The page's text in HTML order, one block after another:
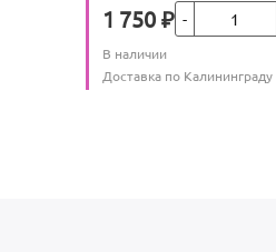
Цена
1 750 ₽Кол-во
Количество
В наличии
Условия доставки
Доставка по Калининграду